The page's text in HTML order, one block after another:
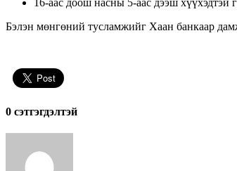
Бэлэн мөнгөний тусламжийг Хаан банкаар
0 cэтгэгдэлтэй